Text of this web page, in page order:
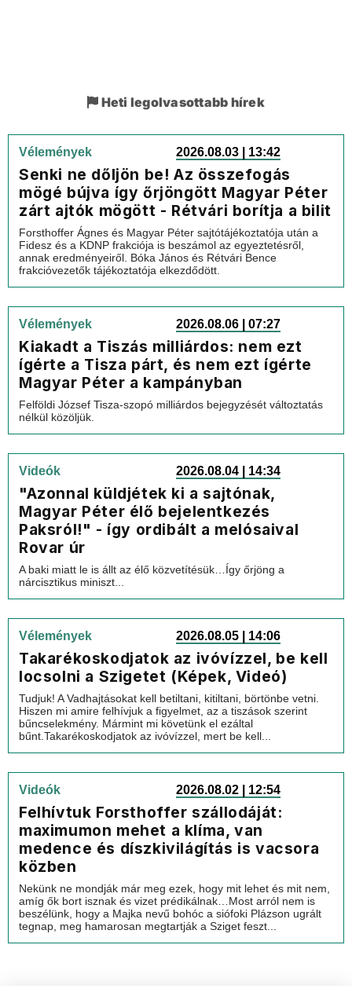
Heti legolvasottabb hírek
Vélemények 2026.08.03 | 13:42
Senki ne dőljön be! Az összefogás
mögé bújva így őrjöngött Magyar Péter
zárt ajtók mögött - Rétvári borítja a bilit
Forsthoffer Ágnes és Magyar Péter sajtótájékoztatója után a
Fidesz és a KDNP frakciója is beszámol az egyeztetésről,
annak eredményeiről. Bóka János és Rétvári Bence
frakcióvezetők tájékoztatója elkezdődött.
Vélemények 2026.08.06 | 07:27
Kiakadt a Tiszás milliárdos: nem ezt
ígérte a Tisza párt, és nem ezt ígérte
Magyar Péter a kampányban
Felföldi József Tisza-szopó milliárdos bejegyzését változtatás
nélkül közöljük.
Videók 2026.08.04 | 14:34
"Azonnal küldjétek ki a sajtónak,
Magyar Péter élő bejelentkezés
Paksról!" - így ordibált a melósaival
Rovar úr
A baki miatt le is állt az élő közvetítésük…Így őrjöng a
nárcisztikus miniszt...
Vélemények 2026.08.05 | 14:06
Takarékoskodjatok az ivóvízzel, be kell
locsolni a Szigetet (Képek, Videó)
Tudjuk! A Vadhajtásokat kell betiltani, kitiltani, börtönbe vetni.
Hiszen mi amire felhívjuk a figyelmet, az a tiszások szerint
bűncselekmény. Mármint mi követünk el ezáltal
bűnt.Takarékoskodjatok az ivóvízzel, mert be kell...
Videók 2026.08.02 | 12:54
Felhívtuk Forsthoffer szállodáját:
maximumon mehet a klíma, van
medence és díszkivilágítás is vacsora
közben
Nekünk ne mondják már meg ezek, hogy mit lehet és mit nem,
amíg ők bort isznak és vizet prédikálnak…Most arról nem is
beszélünk, hogy a Majka nevű bohóc a siófoki Plázson ugrált
tegnap, meg hamarosan megtartják a Sziget feszt...